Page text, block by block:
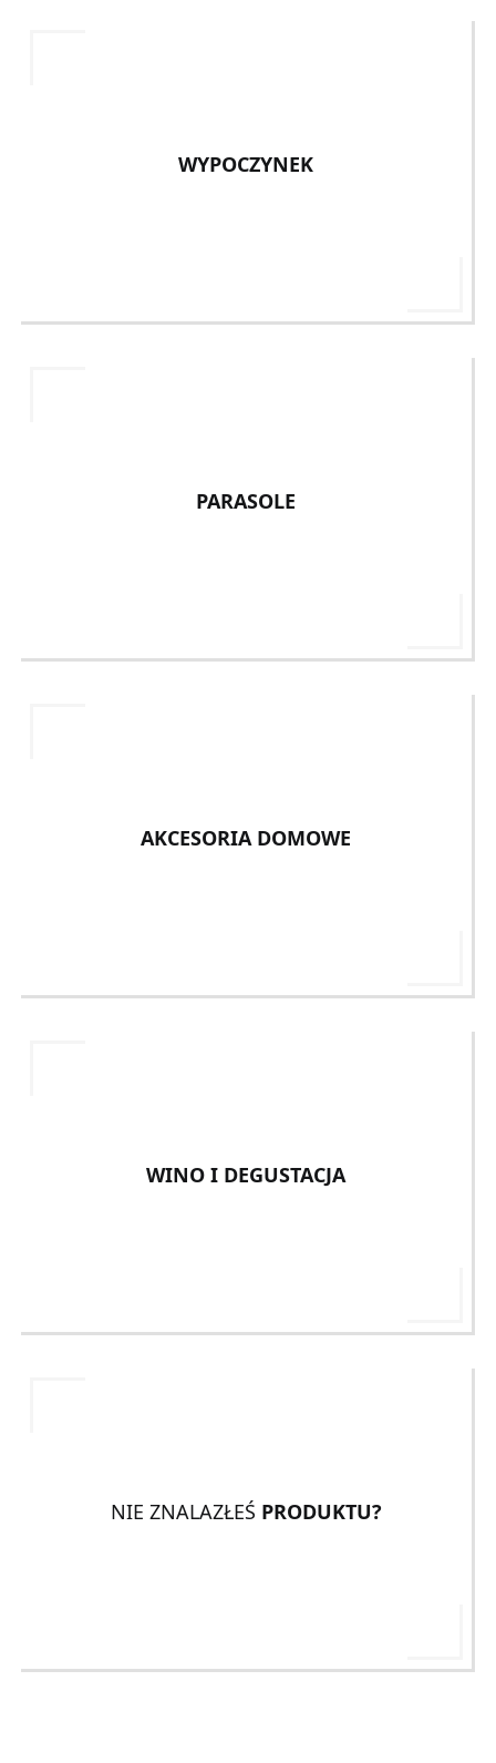
WYPOCZYNEK
PARASOLE
AKCESORIA DOMOWE
WINO I DEGUSTACJA
NIE ZNALAZŁEŚ PRODUKTU?